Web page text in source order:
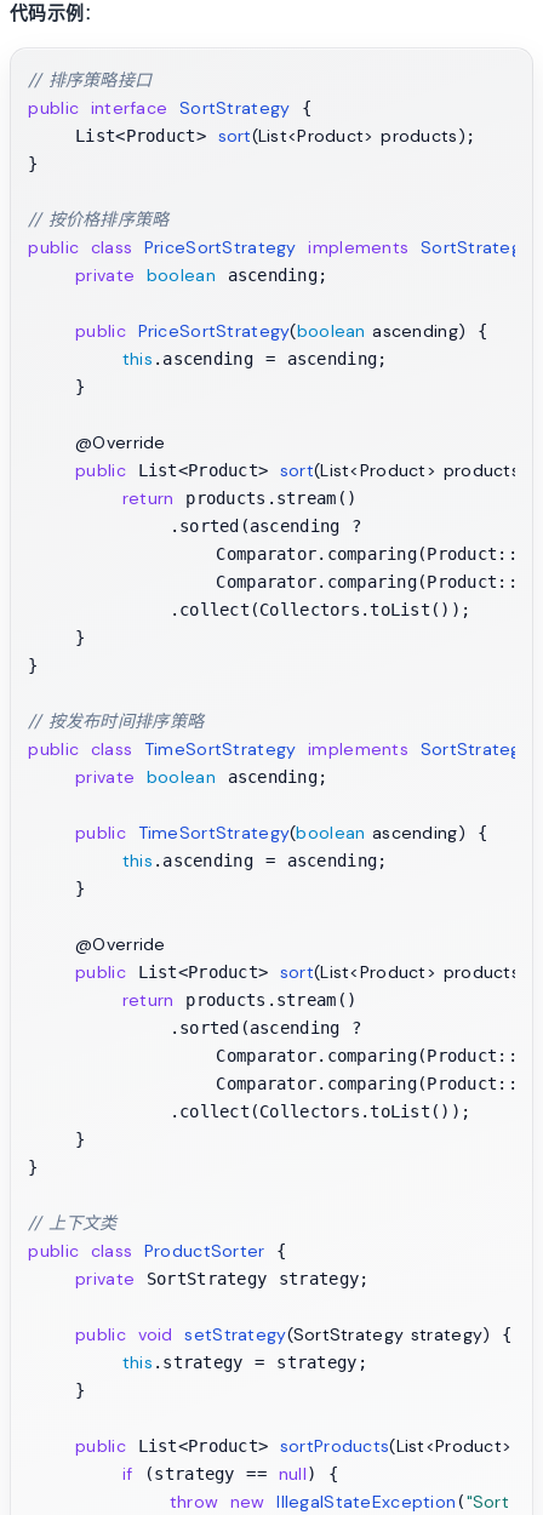
代码示例 ：
// 排序策略接口
public interface SortStrategy {
    List<Product>
sort(List<Product> products) ;
}
// 按价格排序策略
public class PriceSortStrategy implements SortStrategy
private boolean ascending;
public PriceSortStrategy(boolean ascending) {
this .ascending = ascending;
    }
@Override
public List<Product> sort(List<Product> products)
return
products.stream()
            .sorted(ascending ?
            .collect(Collectors.toList());
    }
}
// 按发布时间排序策略
public class TimeSortStrategy implements SortStrategy
private boolean ascending;
public TimeSortStrategy(boolean ascending) {
this .ascending = ascending;
    }
@Override
public List<Product> sort(List<Product> products)
return
products.stream()
            .sorted(ascending ?
            .collect(Collectors.toList());
    }
}
// 上下文类
public class ProductSorter {
private SortStrategy strategy;
public void setStrategy(SortStrategy strategy) {
this .strategy = strategy;
    }
public List<Product> sortProducts(List<Product>
if (strategy == null) {
throw new IllegalStateException ("Sort